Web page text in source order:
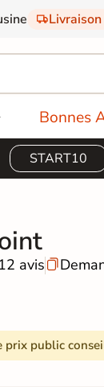
Bonnes
START10
avis 
prix public